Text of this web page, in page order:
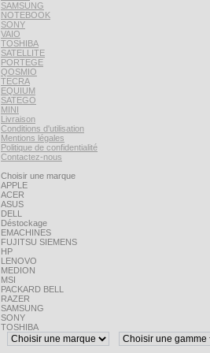
SAMSUNG
NOTEBOOK
SONY
VAIO
TOSHIBA
SATELLITE
PORTEGE
QOSMIO
TECRA
EQUIUM
SATEGO
MINI
Livraison
Conditions d'utilisation
Mentions légales
Politique de confidentialité
Contactez-nous
Choisir une marque
APPLE
ACER
ASUS
DELL
Déstockage
EMACHINES
FUJITSU SIEMENS
HP
LENOVO
MEDION
MSI
PACKARD BELL
RAZER
SAMSUNG
SONY
TOSHIBA